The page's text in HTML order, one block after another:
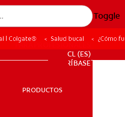
Toggle
PARA PROFESIONALES
CL (ES)
SUSCRÍBASE
PRODUCTOS
| Colgate® Salud bucal ¿Cómo